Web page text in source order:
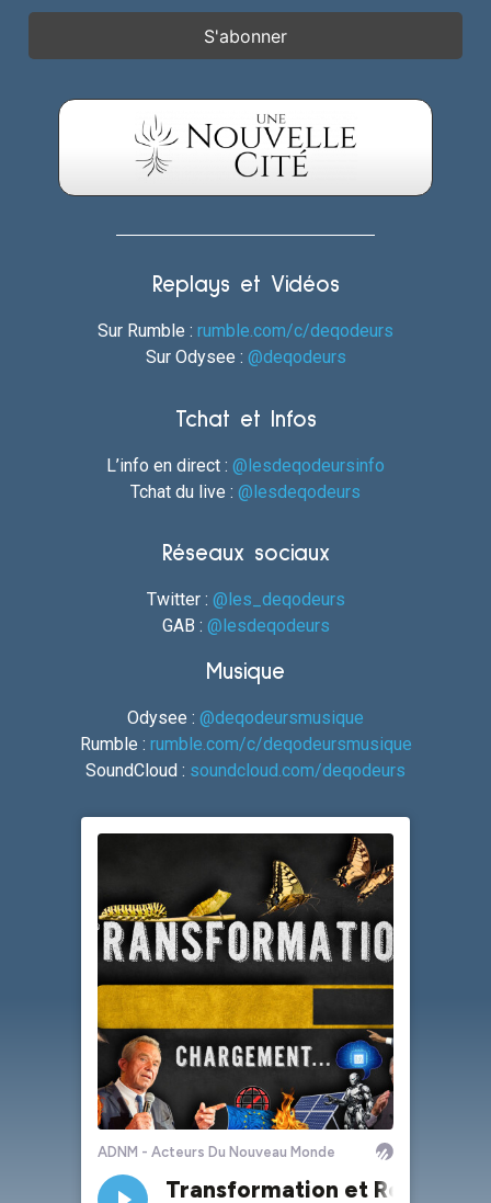
Replays et Vidéos
Sur Rumble : rumble.com/c/deqodeurs
Sur Odysee : @deqodeurs
Tchat et Infos
L’info en direct : @lesdeqodeursinfo
Tchat du live : @lesdeqodeurs
Réseaux sociaux
Twitter : @les_deqodeurs
GAB : @lesdeqodeurs
Musique
Odysee : @deqodeursmusique
Rumble : rumble.com/c/deqodeursmusique
SoundCloud : soundcloud.com/deqodeurs